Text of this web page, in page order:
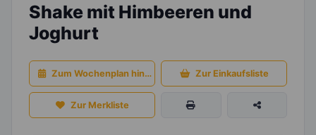
Shake mit Himbeeren und
Joghurt
Zum Wochenplan hinzufügen Zur Einkaufsliste
Zur Merkliste